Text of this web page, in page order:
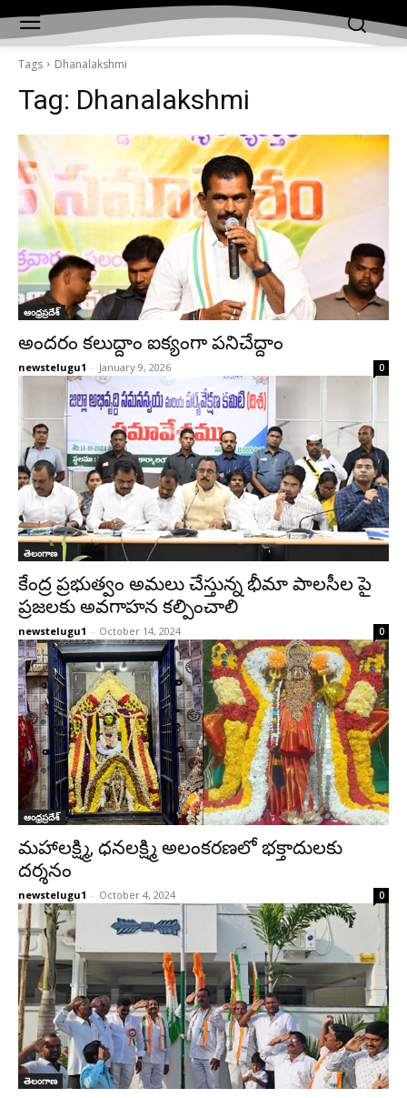
Tags Dhanalakshmi
Tag: Dhanalakshmi
ఆంధ్రప్రదేశ్‌
అందరం కలుద్దాం ఐక్యంగా పనిచేద్దాం
newstelugu1 - January 9, 2026 0
తెలంగాణ
కేంద్ర ప్రభుత్వం అమలు చేస్తున్న భీమా పాలసీల పై
ప్రజలకు అవగాహన కల్పించాలి
newstelugu1 - October 14, 2024 0
ఆంధ్రప్రదేశ్‌
మహాలక్ష్మి, ధనలక్ష్మి అలంకరణలో భక్తాదులకు
దర్శనం
newstelugu1 - October 4, 2024 0
తెలంగాణ